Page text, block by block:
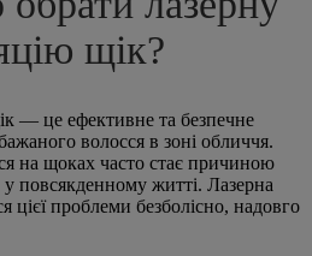
щік?
— це ефективне та безпечне
волосся в зоні обличчя.
на щоках часто стає причиною
у повсякденному житті. Лазерна
цієї проблеми безболісно, надовго